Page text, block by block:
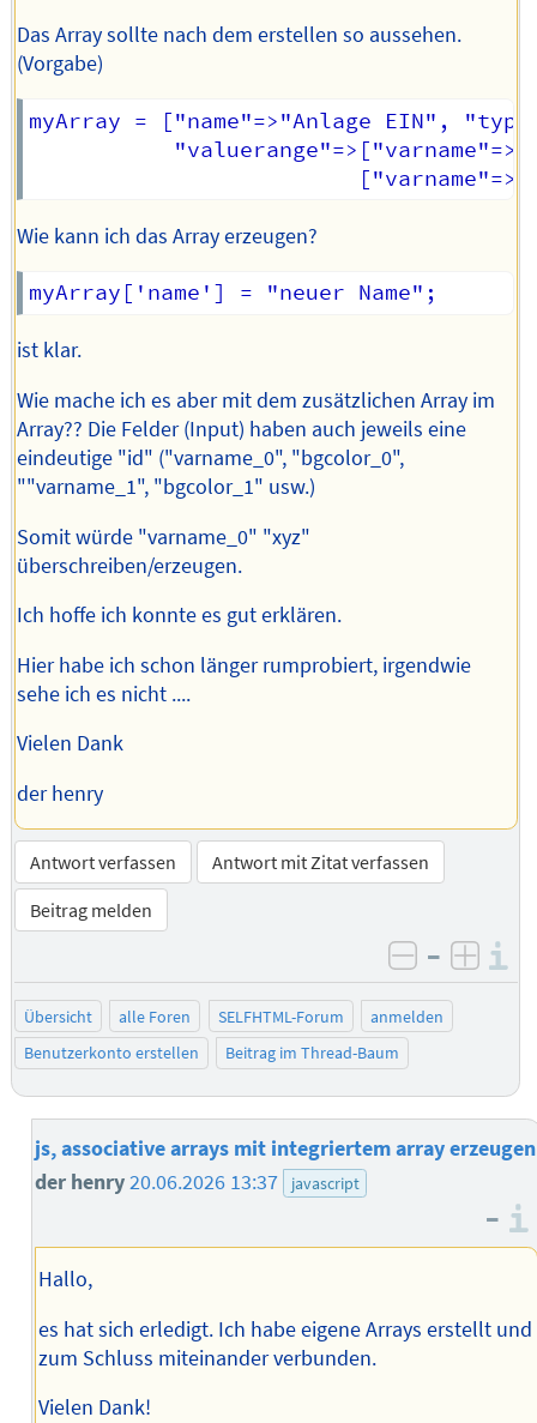
Das Array sollte nach dem erstellen so aussehen.
(Vorgabe)
myArray = ["name"=>"Anlage EIN",
Wie kann ich das Array erzeugen?
ist klar.
Wie mache ich es aber mit dem zusätzlichen Array im
Array?? Die Felder (Input) haben auch jeweils eine
eindeutige "id" ("varname_0", "bgcolor_0",
""varname_1", "bgcolor_1" usw.)
Somit würde "varname_0" "xyz"
überschreiben/erzeugen.
Ich hoffe ich konnte es gut erklären.
Hier habe ich schon länger rumprobiert, irgendwie
sehe ich es nicht ....
Vielen Dank
der henry
Antwort verfassen
Antwort mit Zitat verfassen
Beitrag melden
negativ
–
Übersicht alle Foren SELFHTML-Forum
anmelden
Benutzerkonto erstellen
Beitrag im Thread-Baum
js, associative arrays mit integriertem array erzeugen
der henry20.06.2026 13:37 javascript
–
Hallo,
es hat sich erledigt. Ich habe eigene Arrays erstellt und
zum Schluss miteinander verbunden.
Vielen Dank!